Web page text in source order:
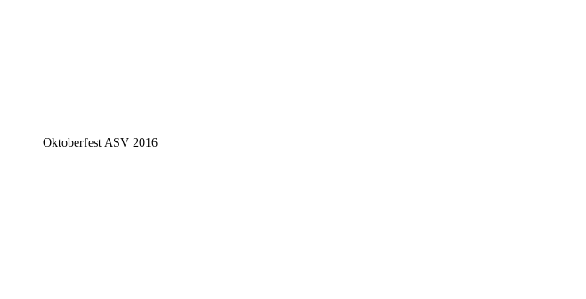
Oktoberfest ASV 2016